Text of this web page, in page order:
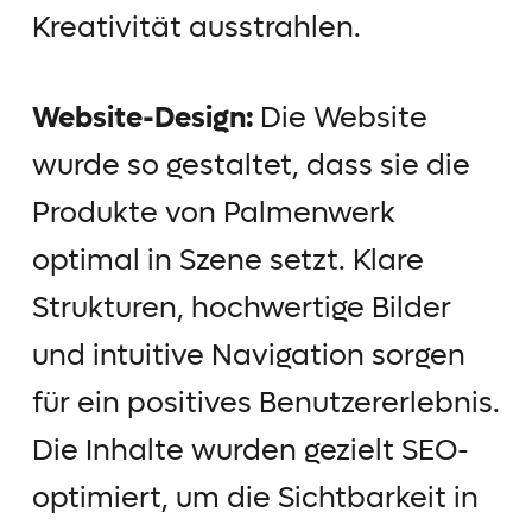
Kreativität ausstrahlen.
Website-Design: Die Website
wurde so gestaltet, dass sie die
Produkte von Palmenwerk
optimal in Szene setzt. Klare
Strukturen, hochwertige Bilder
und intuitive Navigation sorgen
für ein positives Benutzererlebnis.
Die Inhalte wurden gezielt SEO-
optimiert, um die Sichtbarkeit in